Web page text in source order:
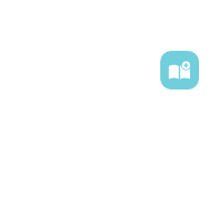
りでも、あなたからの